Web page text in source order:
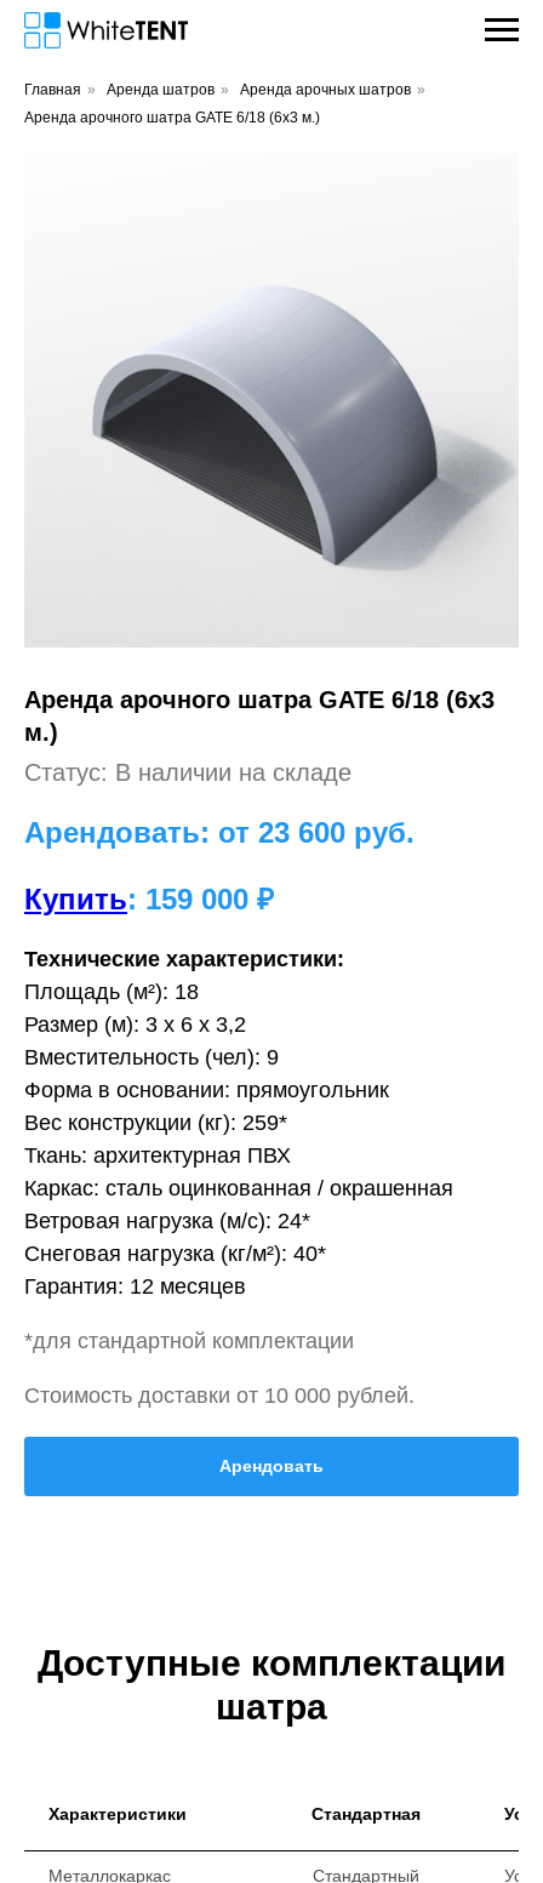
Главная » Аренда шатров » Аренда арочных шатров »
Аренда арочного шатра GATE 6/18 (6х3 м.)
Аренда арочного шатра GATE 6/18 (6х3
м.)
Статус: В наличии на складе
Арендовать: от 23 600 руб.
Купить: 159 000 ₽
Технические характеристики:
Площадь (м²): 18
Размер (м): 3 х 6 х 3,2
Вместительность (чел): 9
Форма в основании: прямоугольник
Вес конструкции (кг): 259*
Ткань: архитектурная ПВХ
Каркас: сталь оцинкованная / окрашенная
Ветровая нагрузка (м/с): 24*
Снеговая нагрузка (кг/м²): 40*
Гарантия: 12 месяцев
*для стандартной комплектации
Стоимость доставки от 10 000 рублей.
Арендовать
Доступные комплектации
шатра
Характеристики Стандартная
Металлокаркас Стандартный